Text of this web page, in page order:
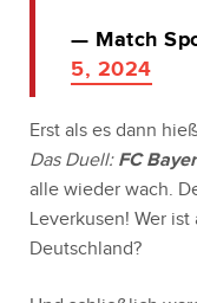
— Match
5, 2024
Erst als es dann
Das Duell: FC
alle wieder wach.
Leverkusen! Wer
Deutschland?